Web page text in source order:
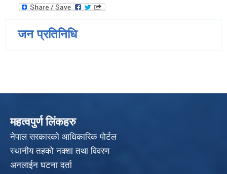
जन प्रतिनिधि
महत्वपुर्ण लिंकहरु
नेपाल सरकारको आधिकारिक पोर्टल
स्थानीय तहको नक्शा तथा विवरण
अनलाईन घटना दर्ता